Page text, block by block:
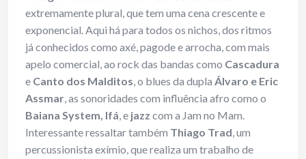
extremamente plural, que tem uma cena crescente e
exponencial. Aqui há para todos os nichos, dos ritmos
já conhecidos como axé, pagode e arrocha, com mais
apelo comercial, ao rock das bandas como Cascadura
e Canto dos Malditos, o blues da dupla Álvaro e Eric
Assmar, as sonoridades com influência afro como o
Baiana System, Ifá, e jazz com a Jam no Mam.
Interessante ressaltar também Thiago Trad, um
percussionista exímio, que realiza um trabalho de